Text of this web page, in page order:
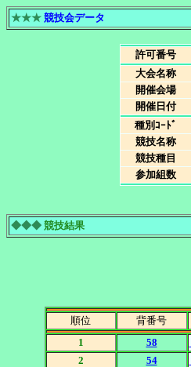
★★★ 競技会データ
許可番号
大会名称
開催会場
開催日付
種別ｺｰﾄﾞ
競技名称
競技種目
参加組数
◆◆◆ 競技結果
順位 背番号
1
58
2
54